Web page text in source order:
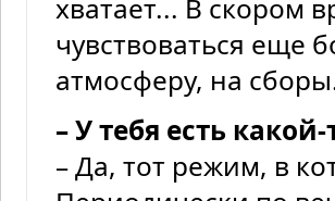
хватает... В скором
чувствоваться еще
атмосферу, на
– У тебя есть
– Да, тот режим, в